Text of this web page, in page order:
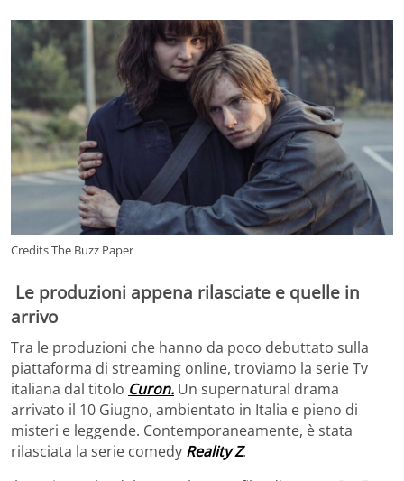
Credits The Buzz Paper
Le produzioni appena rilasciate e quelle in
arrivo
Tra le produzioni che hanno da poco debuttato sulla
piattaforma di streaming online, troviamo la serie Tv
italiana dal titolo Curon. Un supernatural drama
arrivato il 10 Giugno, ambientato in Italia e pieno di
misteri e leggende. Contemporaneamente, è stata
rilasciata la serie comedy Reality Z.